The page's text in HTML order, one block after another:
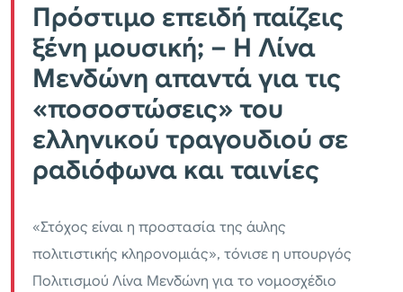
Πρόστιμο επειδή παίζεις
ξένη μουσική; – Η Λίνα
Μενδώνη απαντά για τις
«ποσοστώσεις» του
ελληνικού τραγουδιού σε
ραδιόφωνα και ταινίες
«Στόχος είναι η προστασία της άυλης
πολιτιστικής κληρονομιάς», τόνισε η υπουργός
Πολιτισμού Λίνα Μενδώνη για το νομοσχέδιο